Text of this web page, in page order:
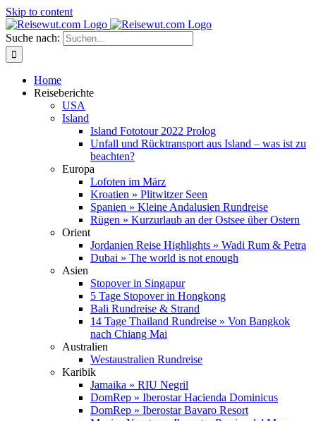
Skip to content
Suche nach:
Home
Reiseberichte
USA
Island
Island Fototour 2022 Prolog
Unfall und Rücktransport aus Island – was ist zu
beachten?
Europa
Lofoten im März
Kroatien » Plitwitzer Seen
Spanien » Kleine Andalusien Rundreise
Rügen » Kurzurlaub an der Ostsee über Ostern
Orient
Jordanien Reise Highlights » Wadi Rum & Petra
Dubai » The world is not enough
Asien
Stopover in Singapur
5 Tage Stopover in Hongkong
Bali Rundreise & Strand
14 Tage Thailand Rundreise » Von Bangkok
nach Chiang Mai
Australien
Westaustralien Rundreise
Karibik
Jamaika » RIU Negril
DomRep » Iberostar Hacienda Dominicus
DomRep » Iberostar Bavaro Resort